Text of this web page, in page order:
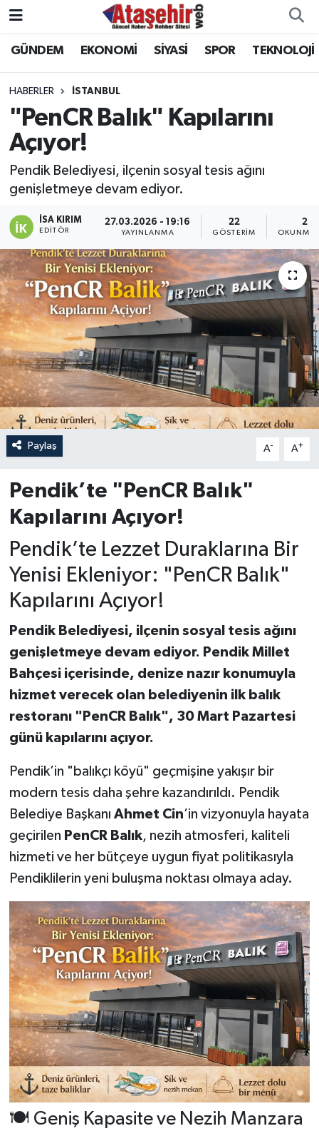
GÜNDEM EKONOMİ SİYASİ SPOR TEKNOLOJİ
HABERLER İSTANBUL
"PenCR Balık" Kapılarını
Açıyor!
Pendik Belediyesi, ilçenin sosyal tesis ağını
genişletmeye devam ediyor.
İSA KIRIM
EDITÖR
27.03.2026 - 19:16
YAYINLANMA
22
GÖSTERIM
2
OKUNMA
Paylaş A- A+
Pendik’te "PenCR Balık"
Kapılarını Açıyor!
Pendik’te Lezzet Duraklarına Bir
Yenisi Ekleniyor: "PenCR Balık"
Kapılarını Açıyor!
Pendik Belediyesi, ilçenin sosyal tesis ağını
genişletmeye devam ediyor. Pendik Millet
Bahçesi içerisinde, denize nazır konumuyla
hizmet verecek olan belediyenin ilk balık
restoranı "PenCR Balık", 30 Mart Pazartesi
günü kapılarını açıyor.
Pendik’in "balıkçı köyü" geçmişine yakışır bir
modern tesis daha şehre kazandırıldı. Pendik
Belediye Başkanı Ahmet Cin’in vizyonuyla hayata
geçirilen PenCR Balık, nezih atmosferi, kaliteli
hizmeti ve her bütçeye uygun fiyat politikasıyla
Pendiklilerin yeni buluşma noktası olmaya aday.
🍽️ Geniş Kapasite ve Nezih Manzara
Hava Durumu
Trafik Durumu
Süper Lig Puan Durumu ve Fikstür
Tüm Manşetler
Son Dakika Haberleri
Haber Arşivi